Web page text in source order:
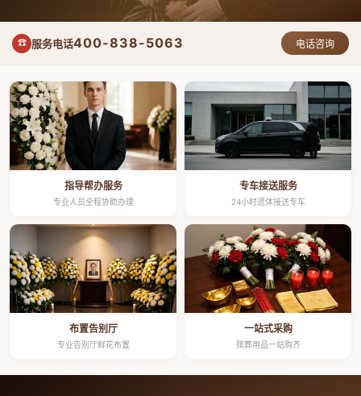
☎ 服务电话400-838-5063 电话咨询
指导帮办服务
专业人员全程协助办理
专车接送服务
24小时遗体接送专车
布置告别厅
专业告别厅鲜花布置
一站式采购
殡葬用品一站购齐